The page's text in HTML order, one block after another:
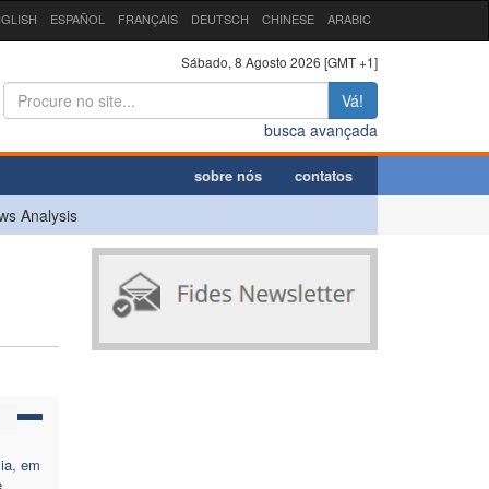
ESPAÑOL FRANÇAIS DEUTSCH CHINESE ARABIC
Sábado, 8 Agosto 2026 [GMT +1]
Vá!
busca avançada
sobre nós contatos
Analysis
em